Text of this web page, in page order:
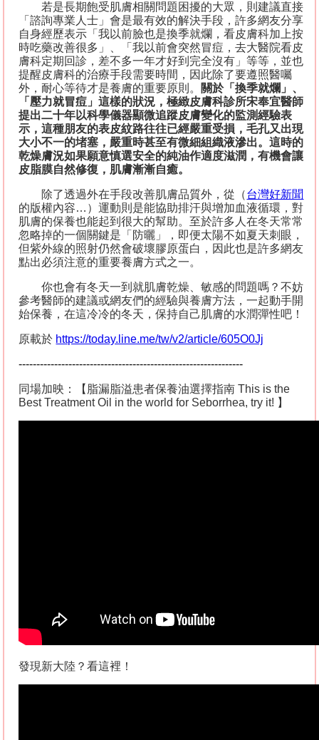
若是長期飽受肌膚相關問題困擾的大眾，則建議直接
「諮詢專業人士」會是最有效的解決手段，許多網友分享
自身經歷表示「我以前臉也是換季就爛，看皮膚科加上按
時吃藥改善很多」、「我以前會突然冒痘，去大醫院看皮
膚科定期回診，差不多一年才好到完全沒有」等等，並也
提醒皮膚科的治療手段需要時間，因此除了要遵照醫囑
外，耐心等待才是養膚的重要原則。 關於「換季就爛」、
「壓力就冒痘」這樣的狀況，極緻皮膚科診所宋奉宜醫師
提出二十年以科學儀器顯微追蹤皮膚變化的監測經驗表
示，這種朋友的表皮紋路往往已經嚴重受損，毛孔又出現
大小不一的堵塞，嚴重時甚至有微細組織液滲出。這時的
乾燥膚況如果願意慎選安全的純油作適度滋潤，有機會讓
皮脂膜自然修復，肌膚漸漸自癒。
除了透過外在手段改善肌膚品質外，從（台灣好新聞
的版權內容… ）運動則是能協助排汗與增加血液循環，對
肌膚的保養也能起到很大的幫助。至於許多人在冬天常常
忽略掉的一個關鍵是「防曬」，即便太陽不如夏天刺眼，
但紫外線的照射仍然會破壞膠原蛋白，因此也是許多網友
點出必須注意的重要養膚方式之一。
你也會有冬天一到就肌膚乾燥、敏感的問題嗎？不妨
參考醫師的建議或網友們的經驗與養膚方法，一起動手開
始保養，在這冷冷的冬天，保持自己肌膚的水潤彈性吧！
原載於 https://today.line.me/tw/v2/article/605O0Jj
---------------------------------------------------------------
同場加映：【脂漏脂溢患者保養油選擇指南 This is the
Best Treatment Oil in the world for Seborrhea, try it! 】
發現新大陸？看這裡！